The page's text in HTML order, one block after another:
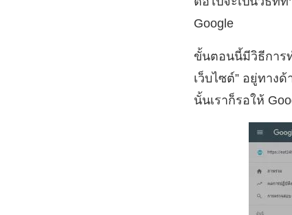
Google
ขั้นตอนนี้มีวิธีการท
เว็บไซต์” อยู่ทาง
นั้นเราก็รอให้